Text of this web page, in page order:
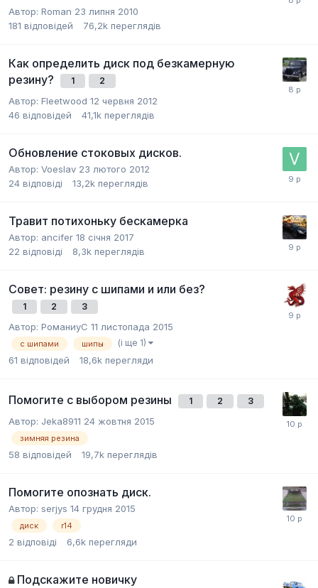
Автор: Roman 23 липня 2010
181 відповідей 76,2k переглядів
Как определить диск под безкамерную
резину?
1 2
Автор: Fleetwood 12 червня 2012
46 відповідей 41,1k переглядів
Обновление стоковых дисков.
Автор: Voeslav 23 лютого 2012
24 відповіді 13,2k переглядів
Травит потихоньку бескамерка
Автор: ancifer 18 січня 2017
22 відповіді 8,3k переглядів
Совет: резину с шипами и или без?
1 2 3
Автор: РоманиуС 11 листопада 2015
с шипами шипы (і ще 1)
61 відповідей 18,6k перегляди
Помогите с выбором резины 1 2 3
Автор: Jeka8911 24 жовтня 2015
зимняя резина
58 відповідей 19,7k переглядів
Помогите опознать диск.
Автор: serjys 14 грудня 2015
диск r14
2 відповіді 6,6k перегляди
Подскажите новичку